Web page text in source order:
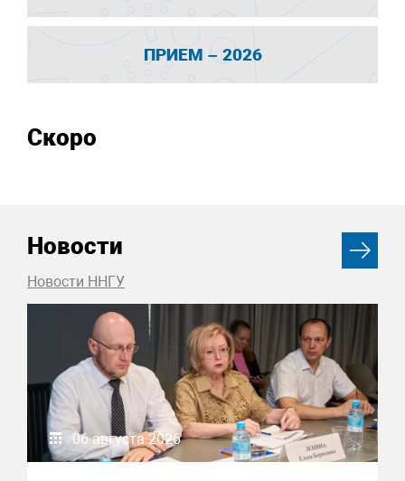
ПРИЕМ – 2026
Скоро
Новости
Новости ННГУ
06 августа 2026